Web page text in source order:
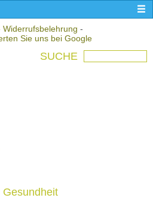
Widerrufsbelehrung -
Sie uns bei Google
SUCHE
Gesundheit